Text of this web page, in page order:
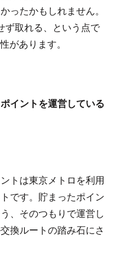
ったかもしれません。
ず取れる、という点で
があります。
イントを運営している
トは東京メトロを利用
です。貯まったポイン
、そのつもりで運営し
換ルートの踏み石にさ